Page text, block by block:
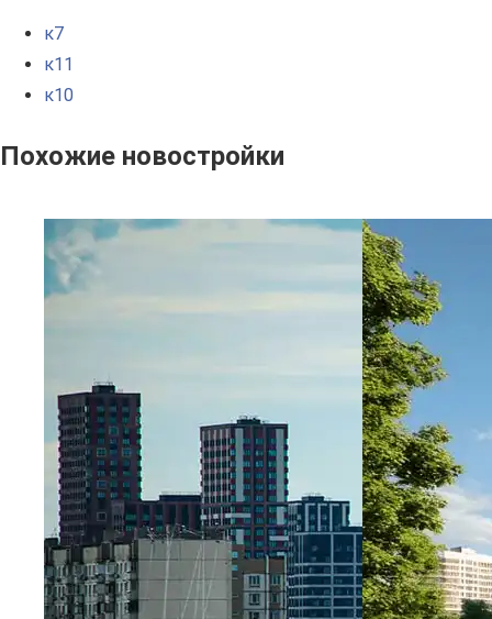
к7
к11
к10
Похожие новостройки